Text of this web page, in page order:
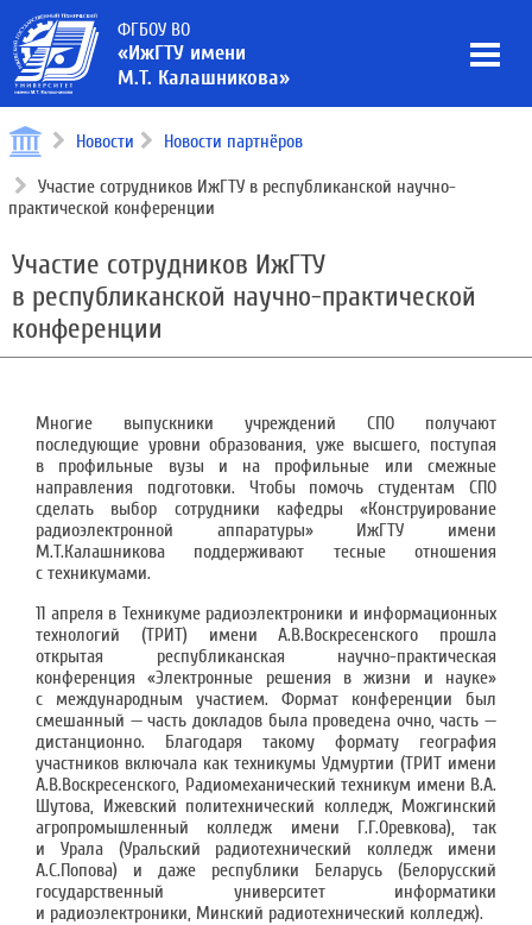
ФГБОУ ВО
«ИжГТУ имени
М.Т. Калашникова»
Новости Новости партнёров
Участие сотрудников ИжГТУ в республиканской научно-
практической конференции
Участие сотрудников ИжГТУ
в республиканской научно-практической
конференции
Многие выпускники учреждений СПО получают
последующие уровни образования, уже высшего, поступая
в профильные вузы и на профильные или смежные
направления подготовки. Чтобы помочь студентам СПО
сделать выбор сотрудники кафедры «Конструирование
радиоэлектронной аппаратуры» ИжГТУ имени
М.Т.Калашникова поддерживают тесные отношения
с техникумами.
11 апреля в Техникуме радиоэлектроники и информационных
технологий (ТРИТ) имени А.В.Воскресенского прошла
открытая республиканская научно-практическая
конференция «Электронные решения в жизни и науке»
с международным участием. Формат конференции был
смешанный — часть докладов была проведена очно, часть —
дистанционно. Благодаря такому формату география
участников включала как техникумы Удмуртии (ТРИТ имени
А.В.Воскресенского, Радиомеханический техникум имени В.А.
Шутова, Ижевский политехнический колледж, Можгинский
агропромышленный колледж имени Г.Г.Оревкова), так
и Урала (Уральский радиотехнический колледж имени
А.С.Попова) и даже республики Беларусь (Белорусский
государственный университет информатики
и радиоэлектроники, Минский радиотехнический колледж).